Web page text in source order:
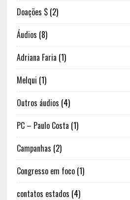
Doações $(2)
Áudios (8)
Adriana Faria (1)
Melqui (1)
Outros áudios (4)
PC – Paulo Costa (1)
Campanhas (2)
Congresso em foco(1)
contatos estados (4)